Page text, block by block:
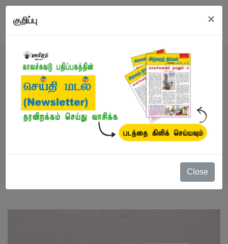
குறிப்பு ×
Close
நூல்கள் விருதுபெற்ற எழுத்தாளர் / மூன்று
நாடகங்கள்